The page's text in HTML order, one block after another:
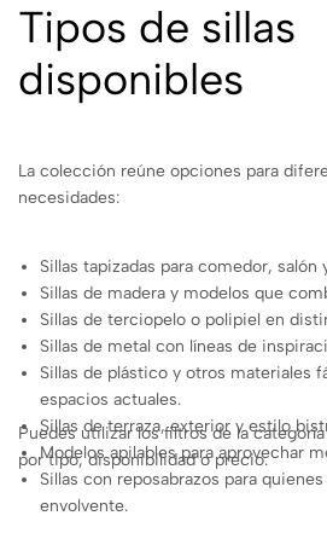
Tipos de sillas
disponibles
La colección reúne opciones para
necesidades:
Sillas tapizadas para comedor,
Sillas de madera y modelos que
Sillas de terciopelo o polipiel en
Sillas de metal con líneas de
Sillas de plástico y otros materiales
espacios actuales.
Sillas de terraza, exterior y estilo
Modelos apilables para aprovechar
Sillas con reposabrazos para
envolvente.
Puedes utilizar los filtros de la
por tipo, disponibilidad o precio.